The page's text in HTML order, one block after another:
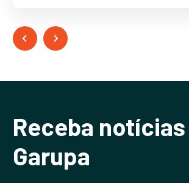
Receba notícias
Garupa